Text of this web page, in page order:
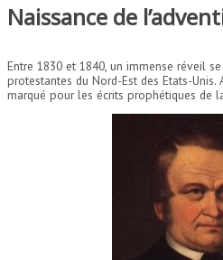
Naissance de
Entre 1830 et 1840, un immense réveil
protestantes du Nord-Est des Etats-Unis.
marqué pour les écrits prophétiques de